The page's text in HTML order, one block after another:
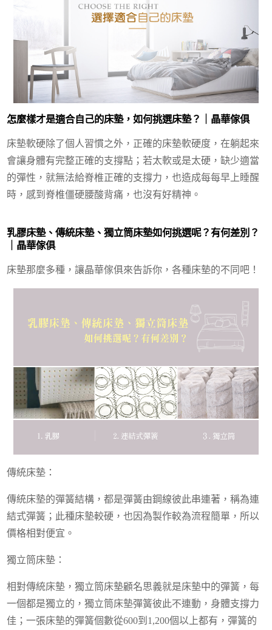
怎麼樣才是適合自己的床墊，如何挑選床墊？｜晶華傢俱
床墊軟硬除了個人習慣之外，正確的床墊軟硬度，在躺起來
會讓身體有完整正確的支撐點；若太軟或是太硬，缺少適當
的彈性，就無法給脊椎正確的支撐力，也造成每每早上睡醒
時，感到脊椎僵硬腰酸背痛，也沒有好精神。
乳膠床墊、傳統床墊、獨立筒床墊如何挑選呢？有何差別？
｜晶華傢俱
床墊那麼多種，讓晶華傢俱來告訴你，各種床墊的不同吧！
傳統床墊：
傳統床墊的彈簧結構，都是彈簧由鋼線彼此串連著，稱為連
結式彈簧；此種床墊較硬，也因為製作較為流程簡單，所以
價格相對便宜。
獨立筒床墊：
相對傳統床墊，獨立筒床墊顧名思義就是床墊中的彈簧，每
一個都是獨立的，獨立筒床墊彈簧彼此不連動，身體支撐力
佳；一張床墊的彈簧個數從600到1,200個以上都有，彈簧的